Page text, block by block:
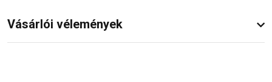
Vásárlói vélemények